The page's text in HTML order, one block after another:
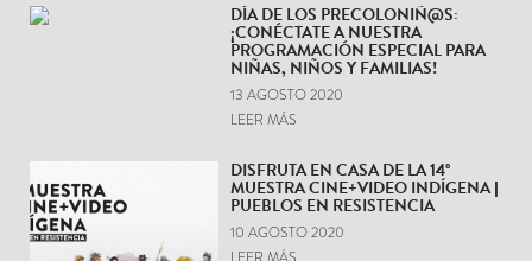
DÍA DE LOS PRECOLONIÑ@S:
¡CONÉCTATE A NUESTRA
PROGRAMACIÓN ESPECIAL PARA
NIÑAS, NIÑOS Y FAMILIAS!
13 AGOSTO 2020
LEER MÁS
DISFRUTA EN CASA DE LA 14°
MUESTRA CINE+VIDEO INDÍGENA |
PUEBLOS EN RESISTENCIA
10 AGOSTO 2020